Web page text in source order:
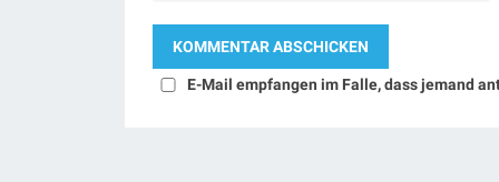
E-Mail empfangen im Falle, dass jemand